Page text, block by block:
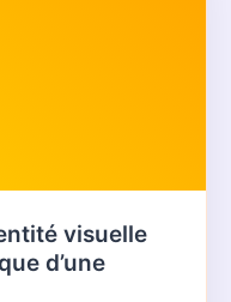
visuelle
d’une